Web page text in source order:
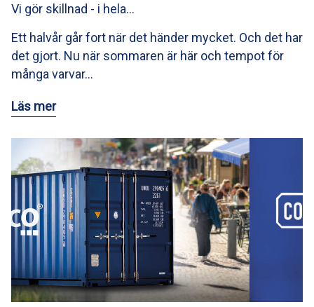
Vi gör skillnad - i hela…
Ett halvår går fort när det händer mycket. Och det har
det gjort. Nu när sommaren är här och tempot för
många varvar…
Läs mer